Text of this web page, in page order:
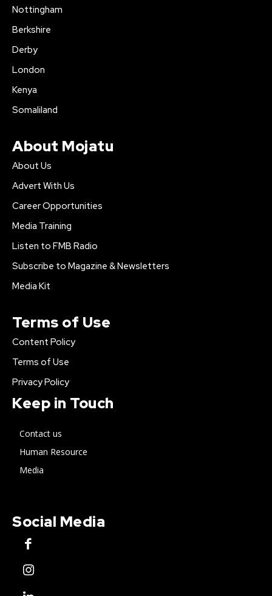
Nottingham
Berkshire
Derby
London
Kenya
Somaliland
About Mojatu
About Us
Advert With Us
Career Opportunities
Media Training
Listen to FMB Radio
Subscribe to Magazine & Newsletters
Media Kit
Terms of Use
Content Policy
Terms of Use
Privacy Policy
Keep in Touch
Contact us
Human Resource
Media
Social Media